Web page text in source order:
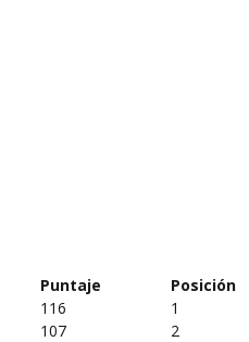
Puntaje Posición
116 1
107 2